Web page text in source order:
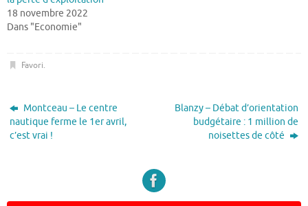
18 novembre 2022
Dans "Economie"
Favori.
Montceau – Le centre
nautique ferme le 1er avril,
c’est vrai !
Blanzy – Débat d’orientation
budgétaire : 1 million de
noisettes de côté